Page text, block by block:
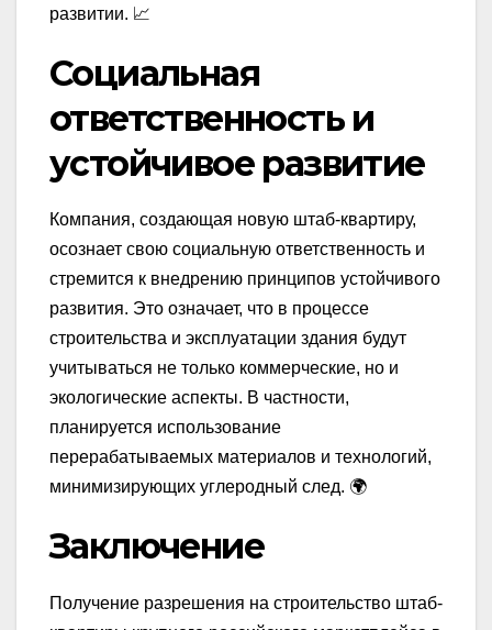
развитии. 📈
Социальная
ответственность и
устойчивое развитие
Компания, создающая новую штаб-квартиру,
осознает свою социальную ответственность и
стремится к внедрению принципов устойчивого
развития. Это означает, что в процессе
строительства и эксплуатации здания будут
учитываться не только коммерческие, но и
экологические аспекты. В частности,
планируется использование
перерабатываемых материалов и технологий,
минимизирующих углеродный след. 🌍
Заключение
Получение разрешения на строительство штаб-